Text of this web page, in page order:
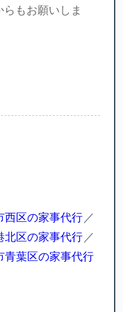
もお願いしま
西区の家事代行
北区の家事代行
青葉区の家事代行